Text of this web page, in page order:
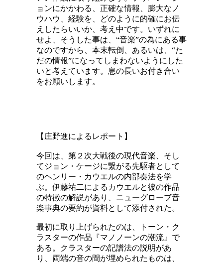
ョンにかかわる、正確な情報、膨大なノ
ウハウ、経験を、どのように的確にお伝
えしたらいいか、考え中です。いずれに
せよ、そうした事は、“音楽”の為にある事
なのですから、本末転倒、あるいは、“た
だの情報”になってしまわないようにした
いと考えています。息の長いお付き合い
をお願いします。
【庄野進によるレポート】
今回は、第２次大戦後の現代音楽、そし
てジョン・ケージに繋がる先駆者として
のヘンリー・カウエルの内部奏法を学
ぶ。伊藤祐二によるカウエルと彼の作品
の特徴の解説があり、ニューグローブ音
楽事典の要約が資料として添付された。
最初に取り上げられたのは、トーン・ク
ラスターの作品『マノノーンの潮流』で
ある。クラスターの記譜法の説明があ
り、両端の音の間が埋められたものは、